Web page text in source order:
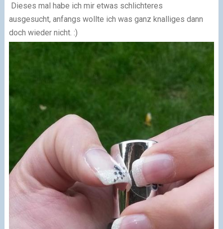
Dieses mal habe ich mir etwas schlichteres
ausgesucht, anfangs wollte ich was ganz knalliges dann
doch wieder nicht. :)